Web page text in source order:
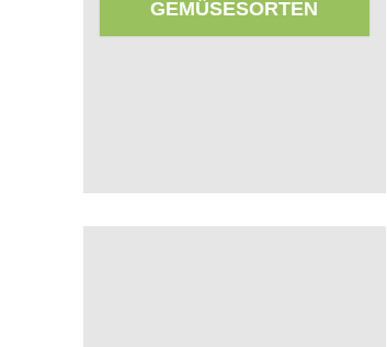
GEMÜSESORTEN